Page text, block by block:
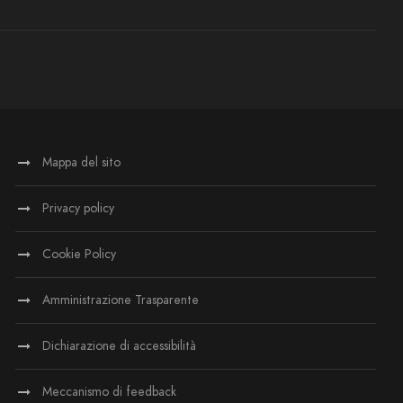
Mappa del sito
Privacy policy
Cookie Policy
Amministrazione Trasparente
Dichiarazione di accessibilità
Meccanismo di feedback